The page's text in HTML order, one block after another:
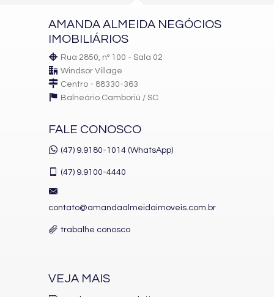
AMANDA ALMEIDA NEGÓCIOS
IMOBILIÁRIOS
Rua 2850, nº 100 - Sala 02
Windsor Village
Centro - 88330-363
Balneário Camboriú / SC
FALE CONOSCO
(47) 9.9180-1014 (WhatsApp)
(47) 9.9100-4440
contato@amandaalmeidaimoveis.com.br
trabalhe conosco
VEJA MAIS